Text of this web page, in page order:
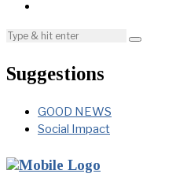
Suggestions
GOOD NEWS
Social Impact